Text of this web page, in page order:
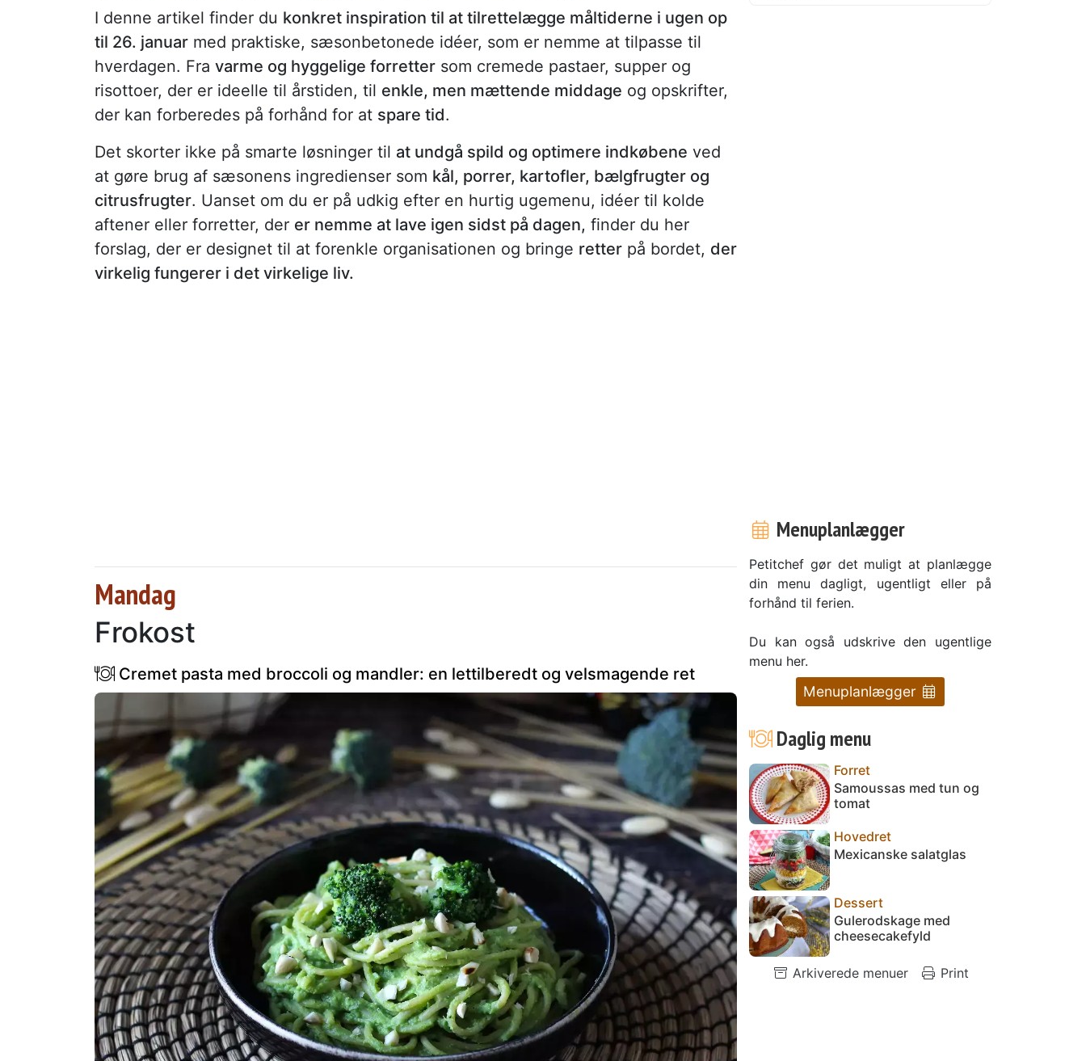
I denne artikel finder du konkret inspiration til at tilrettelægge måltiderne i ugen op
til 26. januar med praktiske, sæsonbetonede idéer, som er nemme at tilpasse til
hverdagen. Fra varme og hyggelige forretter som cremede pastaer, supper og
risottoer, der er ideelle til årstiden, til enkle, men mættende middage og opskrifter,
der kan forberedes på forhånd for at spare tid.
Det skorter ikke på smarte løsninger til at undgå spild og optimere indkøbene ved
at gøre brug af sæsonens ingredienser som kål, porrer, kartofler, bælgfrugter og
citrusfrugter. Uanset om du er på udkig efter en hurtig ugemenu, idéer til kolde
aftener eller forretter, der er nemme at lave igen sidst på dagen, finder du her
forslag, der er designet til at forenkle organisationen og bringe retter på bordet, der
virkelig fungerer i det virkelige liv.
Mandag
Frokost
Cremet pasta med broccoli og mandler: en lettilberedt og velsmagende ret
Menuplanlægger
Petitchef gør det muligt at planlægge
din menu dagligt, ugentligt eller på
forhånd til ferien.
Du kan også udskrive den ugentlige
menu her.
Menuplanlægger
Daglig menu
Forret
Samoussas med tun og
tomat
Hovedret
Mexicanske salatglas
Dessert
Gulerodskage med
cheesecakefyld
Arkiverede menuer Print